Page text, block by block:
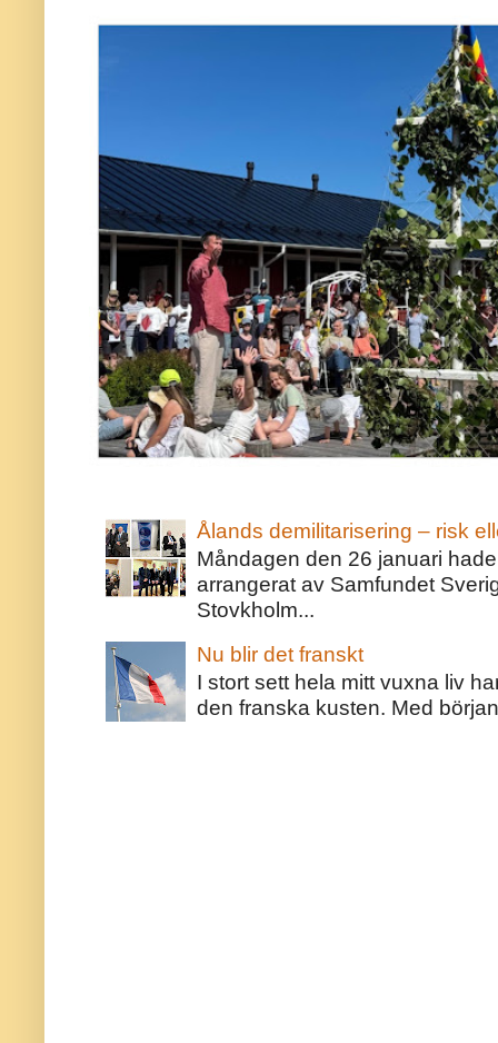
Ålands demilitarisering – risk
Måndagen den 26 januari
arrangerat av Samfundet
Stovkholm...
Nu blir det franskt
I stort sett hela mitt vuxna liv
den franska kusten. Med